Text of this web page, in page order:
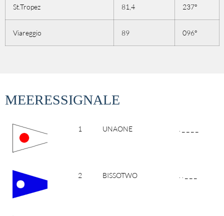
St.Tropez 81,4 237°
Viareggio 89 096°
MEERESSIGNALE
1 UNAONE
2 BISSOTWO